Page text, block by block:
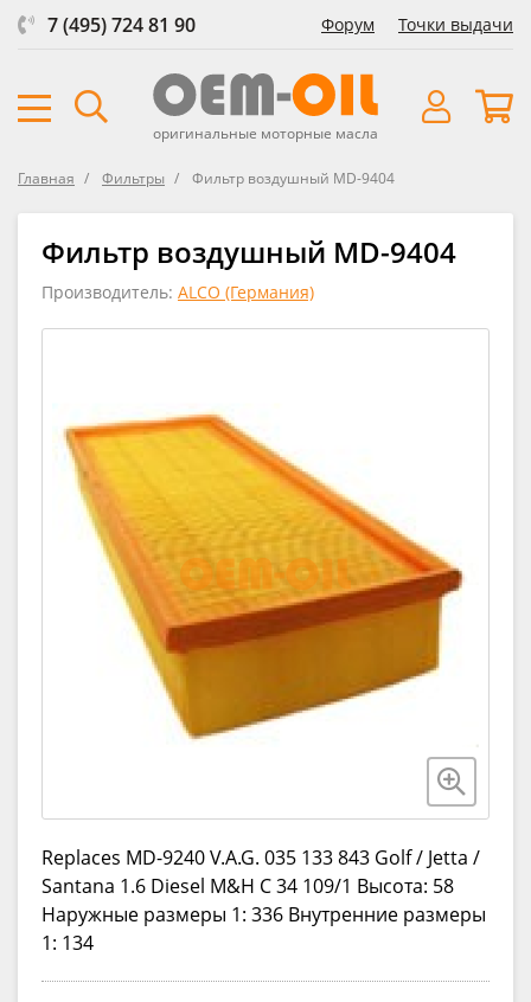
7 (495) 724 81 90 Форум Точки выдачи
оригинальные моторные масла
Главная Фильтры Фильтр воздушный MD-9404
Фильтр воздушный MD-9404
Производитель: ALCO (Германия)
Replaces MD-9240 V.A.G. 035 133 843 Golf / Jetta /
Santana 1.6 Diesel M&H C 34 109/1 Высота: 58
Наружные размеры 1: 336 Внутренние размеры
1: 134